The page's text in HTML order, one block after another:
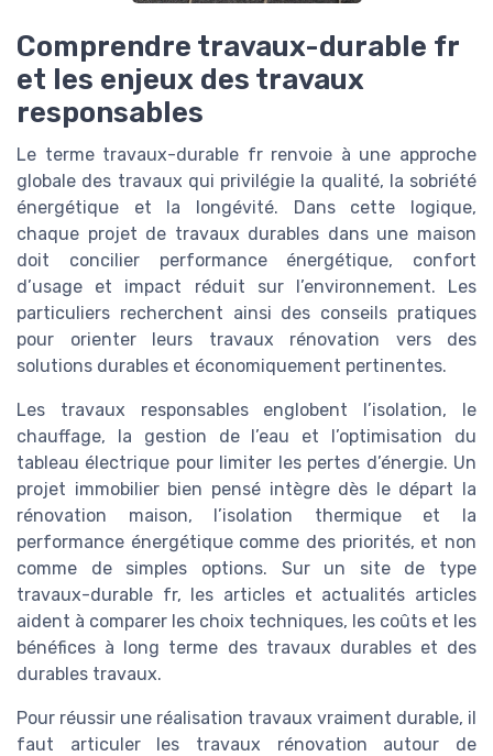
Comprendre travaux-durable fr
et les enjeux des travaux
responsables
Le terme travaux-durable fr renvoie à une approche
globale des travaux qui privilégie la qualité, la sobriété
énergétique et la longévité. Dans cette logique,
chaque projet de travaux durables dans une maison
doit concilier performance énergétique, confort
d’usage et impact réduit sur l’environnement. Les
particuliers recherchent ainsi des conseils pratiques
pour orienter leurs travaux rénovation vers des
solutions durables et économiquement pertinentes.
Les travaux responsables englobent l’isolation, le
chauffage, la gestion de l’eau et l’optimisation du
tableau électrique pour limiter les pertes d’énergie. Un
projet immobilier bien pensé intègre dès le départ la
rénovation maison, l’isolation thermique et la
performance énergétique comme des priorités, et non
comme de simples options. Sur un site de type
travaux-durable fr, les articles et actualités articles
aident à comparer les choix techniques, les coûts et les
bénéfices à long terme des travaux durables et des
durables travaux.
Pour réussir une réalisation travaux vraiment durable, il
faut articuler les travaux rénovation autour de